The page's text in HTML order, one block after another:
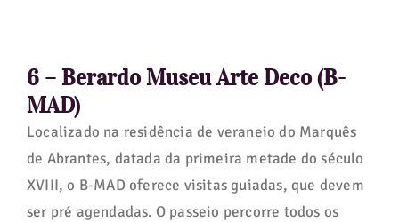
6 – Berardo Museu Arte Deco (B-
MAD)
Localizado na residência de veraneio do Marquês
de Abrantes, datada da primeira metade do século
XVIII, o B-MAD oferece visitas guiadas, que devem
ser pré agendadas. O passeio percorre todos os